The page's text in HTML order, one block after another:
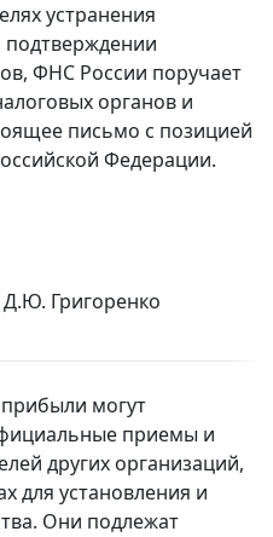
устранения
ФНС России поручает
органов и
письмо с позицией
Федерации.
Д.Ю. Григоренко
могут
приемы и
других организаций,
для установления и
Они подлежат